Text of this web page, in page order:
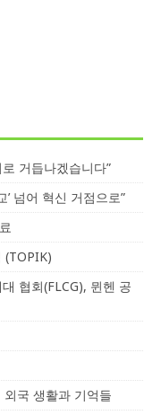
거듭나겠습니다”
’ 넘어 혁신 거점으로”
(TOPIK)
협회(FLCG), 뮌헨 공
국 생활과 기억들